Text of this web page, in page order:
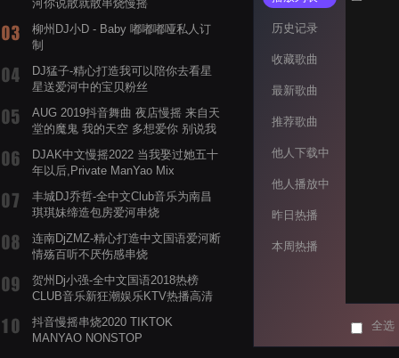
河你说散就散串烧慢摇
柳州DJ小D - Baby 嘟嘟嘟哑私人订
制
DJ猛子-精心打造我可以陪你去看星
星送爱河中的宝贝粉丝
AUG 2019抖音舞曲 夜店慢摇 来自天
堂的魔鬼 我的天空 多想爱你 别说我
DJAK中文慢摇2022 当我娶过她五十
年以后,Private ManYao Mix
丰城DJ乔哲-全中文Club音乐为南昌
琪琪妹缔造包房爱河串烧
连南DjZMZ-精心打造中文国语爱河断
情殇百听不厌伤感串烧
贺州Dj小强-全中文国语2018热榜
CLUB音乐新狂潮娱乐KTV热播高清
抖音慢摇串烧2020 TIKTOK
MANYAO NONSTOP
历史记录
收藏歌曲
最新歌曲
推荐歌曲
他人下载中
他人播放中
昨日热播
本周热播
全选